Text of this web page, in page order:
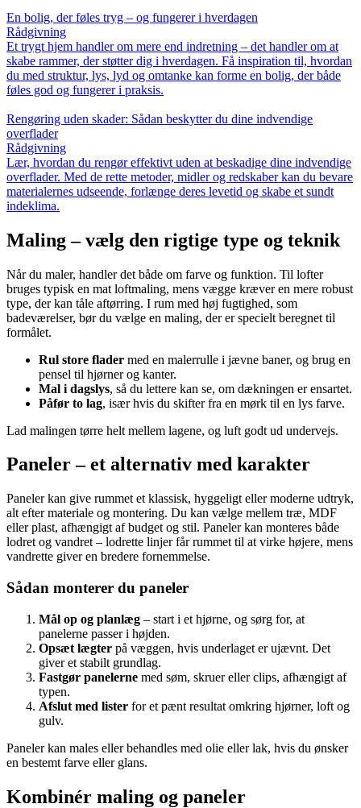
En bolig, der føles tryg – og fungerer i hverdagen
Rådgivning
Et trygt hjem handler om mere end indretning – det handler om at
skabe rammer, der støtter dig i hverdagen. Få inspiration til, hvordan
du med struktur, lys, lyd og omtanke kan forme en bolig, der både
føles god og fungerer i praksis.
Rengøring uden skader: Sådan beskytter du dine indvendige
overflader
Rådgivning
Lær, hvordan du rengør effektivt uden at beskadige dine indvendige
overflader. Med de rette metoder, midler og redskaber kan du bevare
materialernes udseende, forlænge deres levetid og skabe et sundt
indeklima.
Maling – vælg den rigtige type og teknik
Når du maler, handler det både om farve og funktion. Til lofter
bruges typisk en mat loftmaling, mens vægge kræver en mere robust
type, der kan tåle aftørring. I rum med høj fugtighed, som
badeværelser, bør du vælge en maling, der er specielt beregnet til
formålet.
Rul store flader med en malerrulle i jævne baner, og brug en
pensel til hjørner og kanter.
Mal i dagslys, så du lettere kan se, om dækningen er ensartet.
Påfør to lag, især hvis du skifter fra en mørk til en lys farve.
Lad malingen tørre helt mellem lagene, og luft godt ud undervejs.
Paneler – et alternativ med karakter
Paneler kan give rummet et klassisk, hyggeligt eller moderne udtryk,
alt efter materiale og montering. Du kan vælge mellem træ, MDF
eller plast, afhængigt af budget og stil. Paneler kan monteres både
lodret og vandret – lodrette linjer får rummet til at virke højere, mens
vandrette giver en bredere fornemmelse.
Sådan monterer du paneler
Mål op og planlæg – start i et hjørne, og sørg for, at
panelerne passer i højden.
Opsæt lægter på væggen, hvis underlaget er ujævnt. Det
giver et stabilt grundlag.
Fastgør panelerne med søm, skruer eller clips, afhængigt af
typen.
Afslut med lister for et pænt resultat omkring hjørner, loft og
gulv.
Paneler kan males eller behandles med olie eller lak, hvis du ønsker
en bestemt farve eller glans.
Kombinér maling og paneler